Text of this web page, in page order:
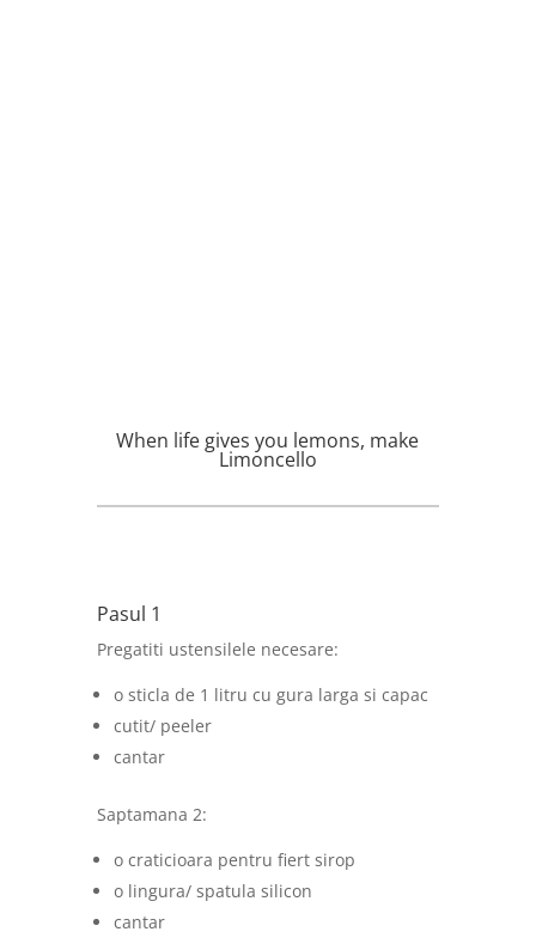
When life gives you lemons, make
Limoncello
Pasul 1
Pregatiti ustensilele necesare:
o sticla de 1 litru cu gura larga si capac
cutit/ peeler
cantar
Saptamana 2:
o craticioara pentru fiert sirop
o lingura/ spatula silicon
cantar